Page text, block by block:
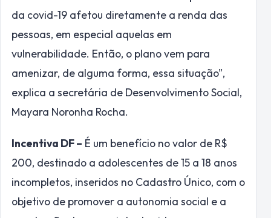
da covid-19 afetou diretamente a renda das
pessoas, em especial aquelas em
vulnerabilidade. Então, o plano vem para
amenizar, de alguma forma, essa situação”,
explica a secretária de Desenvolvimento Social,
Mayara Noronha Rocha.
Incentiva DF – É um benefício no valor de R$
200, destinado a adolescentes de 15 a 18 anos
incompletos, inseridos no Cadastro Único, com o
objetivo de promover a autonomia social e a